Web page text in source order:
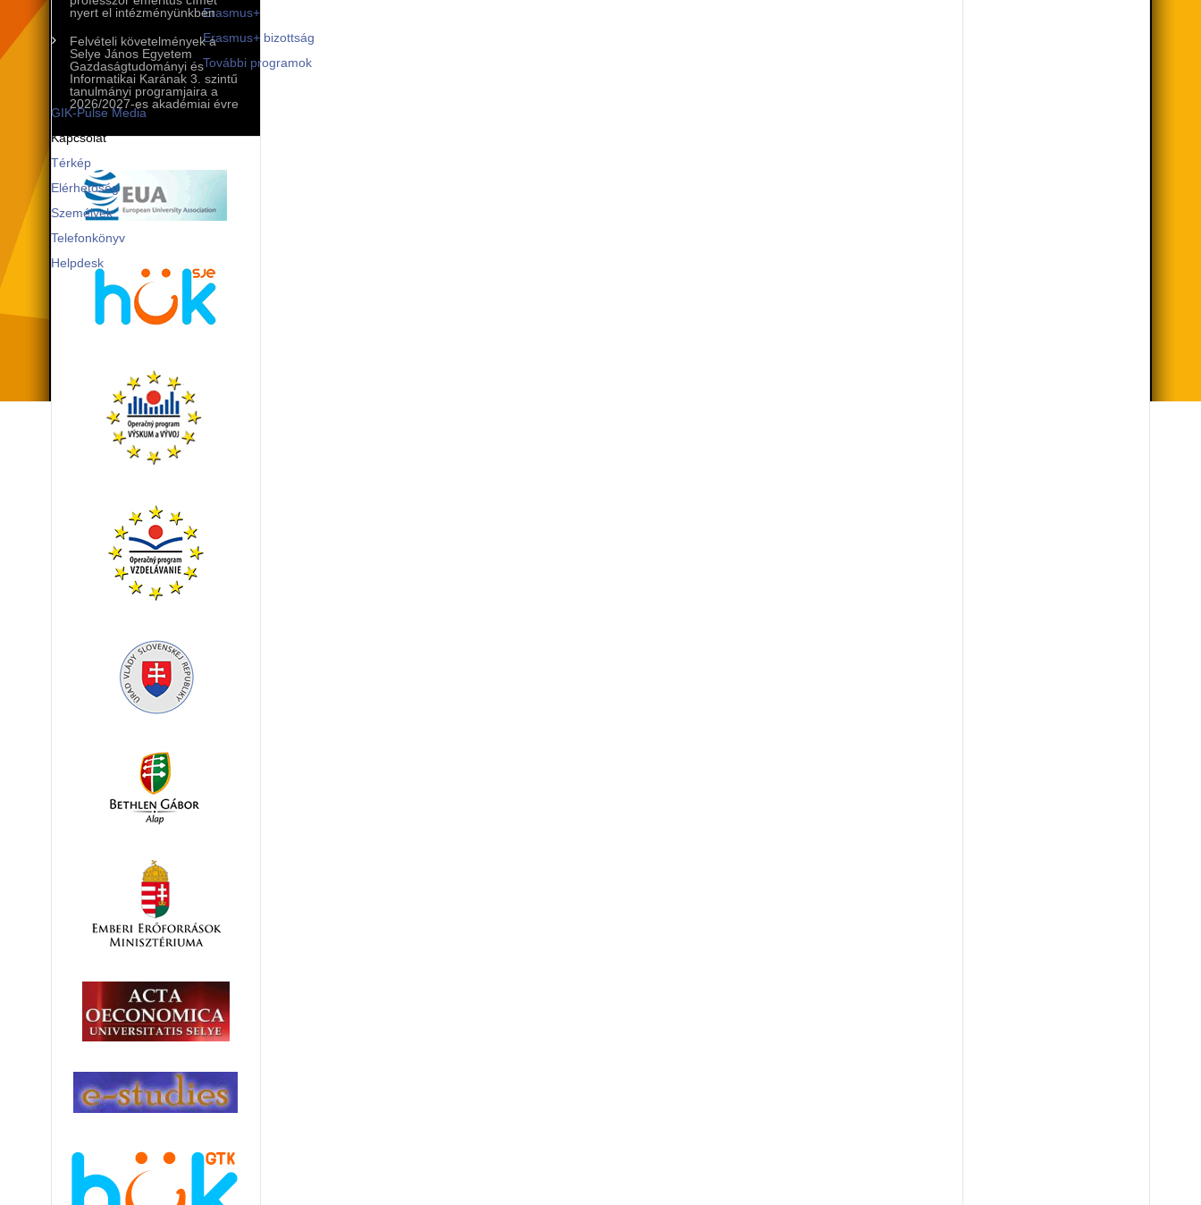
Mobilitási programok
Erasmus+
Erasmus+ bizottság
További programok
Kommunikáció és PR
GIK-Pulse Media
Kapcsolat
Térkép
Elérhetőség
Személyek
Telefonkönyv
Helpdesk
nyert el intézményünkben
Felvételi követelmények a
Selye János Egyetem
Gazdaságtudományi és
Informatikai Karának 3. szintű
tanulmányi programjaira a
2026/2027-es akadémiai évre